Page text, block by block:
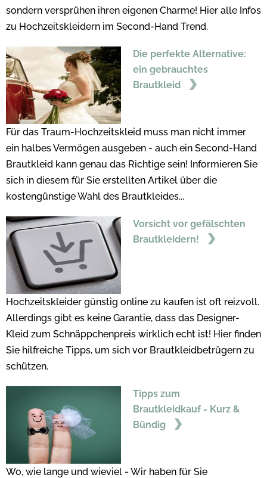
sondern versprühen ihren eigenen Charme! Hier alle Infos
zu Hochzeitskleidern im Second-Hand Trend.
Die perfekte Alternative:
ein gebrauchtes
Brautkleid
Für das Traum-Hochzeitskleid muss man nicht immer
ein halbes Vermögen ausgeben - auch ein Second-Hand
Brautkleid kann genau das Richtige sein! Informieren Sie
sich in diesem für Sie erstellten Artikel über die
kostengünstige Wahl des Brautkleides...
Vorsicht vor gefälschten
Brautkleidern!
Hochzeitskleider günstig online zu kaufen ist oft reizvoll.
Allerdings gibt es keine Garantie, dass das Designer-
Kleid zum Schnäppchenpreis wirklich echt ist! Hier finden
Sie hilfreiche Tipps, um sich vor Brautkleidbetrügern zu
schützen.
Tipps zum
Brautkleidkauf - Kurz &
Bündig
Wo, wie lange und wieviel - Wir haben für Sie